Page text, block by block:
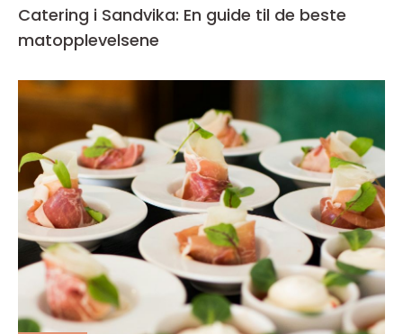
Catering i Sandvika: En guide til de beste
matopplevelsene